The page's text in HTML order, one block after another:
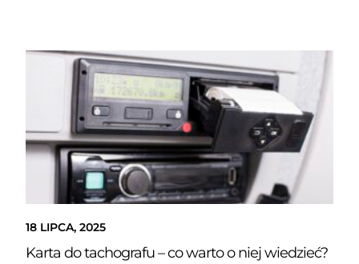
Karta do tachografu – co warto o niej wiedzieć?
18 LIPCA, 2025